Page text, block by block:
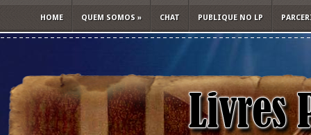
HOME QUEM SOMOS » CHAT PUBLIQUE NO LP